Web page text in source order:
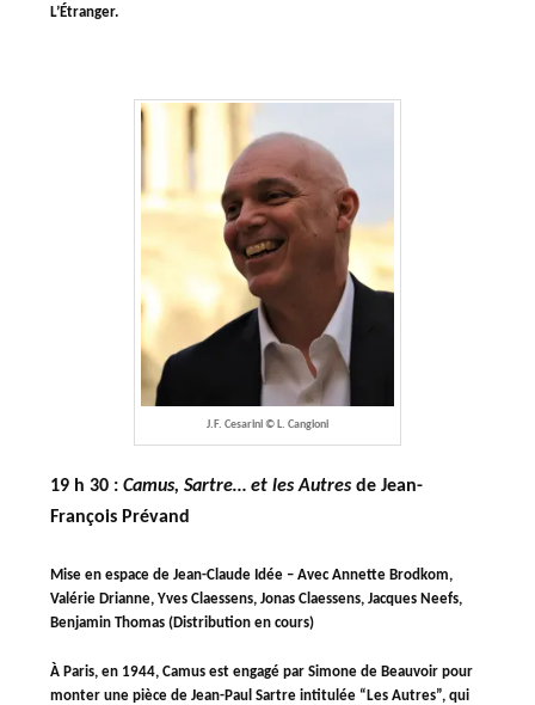
L’Étranger.
J.F. Cesarini © L. Cangioni
19 h 30 :Camus, Sartre… et les Autresde Jean-
François Prévand
Mise en espace de Jean-Claude Idée – Avec Annette Brodkom,
Valérie Drianne, Yves Claessens, Jonas Claessens, Jacques Neefs,
Benjamin Thomas (Distribution en cours)
À Paris, en 1944, Camus est engagé par Simone de Beauvoir pour
monter une pièce de Jean-Paul Sartre intitulée “Les Autres”, qui